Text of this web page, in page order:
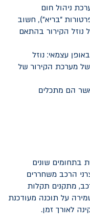
ניהול חום
"בריא"), חשוב
הקירור בהתאם
עצמאי: נוזל
של מערכת הקירור של
הם מתכלים
בתחומים שונים
הרכב משחררים
מתקנים תקלות
על תוכנה מעודכנת
לאורך זמן.